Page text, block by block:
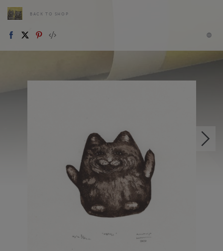
BACK TO SHOP